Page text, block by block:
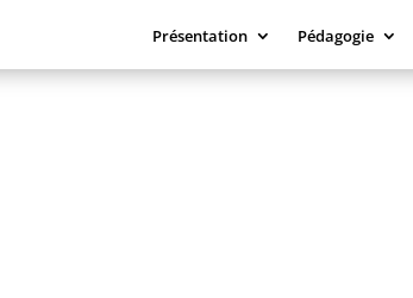
Présentation Pédagogie